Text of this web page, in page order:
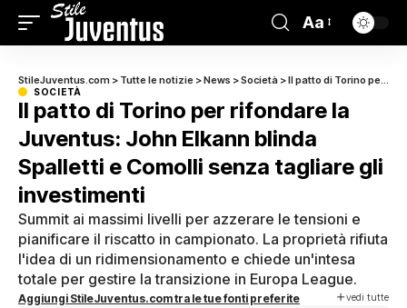
Aa
StileJuventus.com > Tutte le notizie >News >Società >Il patto di Torino per rifondare la Juventus: John Elkann blinda Spalletti e Comolli senza tagliare gli investimenti
SOCIETÀ
Il patto di Torino per rifondare la
Juventus: John Elkann blinda
Spalletti e Comolli senza tagliare gli
investimenti
Summit ai massimi livelli per azzerare le tensioni e
pianificare il riscatto in campionato. La proprietà rifiuta
l'idea di un ridimensionamento e chiede un'intesa
totale per gestire la transizione in Europa League.
Aggiungi StileJuventus.com tra le tue fonti preferite vedi tutte